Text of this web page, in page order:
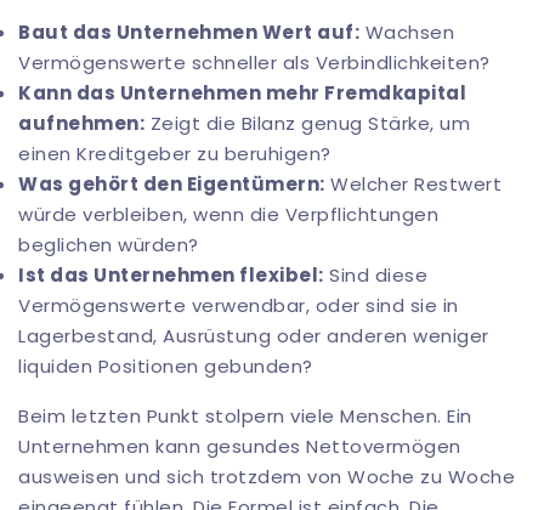
Baut das Unternehmen Wert auf: Wachsen
Vermögenswerte schneller als Verbindlichkeiten?
Kann das Unternehmen mehr Fremdkapital
aufnehmen: Zeigt die Bilanz genug Stärke, um
einen Kreditgeber zu beruhigen?
Was gehört den Eigentümern: Welcher Restwert
würde verbleiben, wenn die Verpflichtungen
beglichen würden?
Ist das Unternehmen flexibel: Sind diese
Vermögenswerte verwendbar, oder sind sie in
Lagerbestand, Ausrüstung oder anderen weniger
liquiden Positionen gebunden?
Beim letzten Punkt stolpern viele Menschen. Ein
Unternehmen kann gesundes Nettovermögen
ausweisen und sich trotzdem von Woche zu Woche